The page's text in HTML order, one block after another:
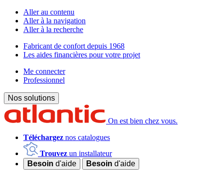
Aller au contenu
Aller à la navigation
Aller à la recherche
Fabricant de confort depuis 1968
Les aides financières pour votre projet
Me connecter
Professionnel
Nos solutions
On est bien chez vous.
Téléchargez nos catalogues
Trouvez un installateur
Besoin d'aide Besoin d'aide